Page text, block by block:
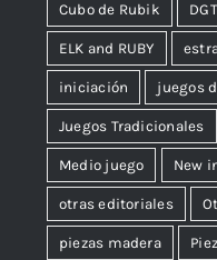
Cubo de Rubik DGT
ELK and RUBY
iniciación juegos
Juegos Tradicionales
Medio juego New
otras editoriales
piezas madera